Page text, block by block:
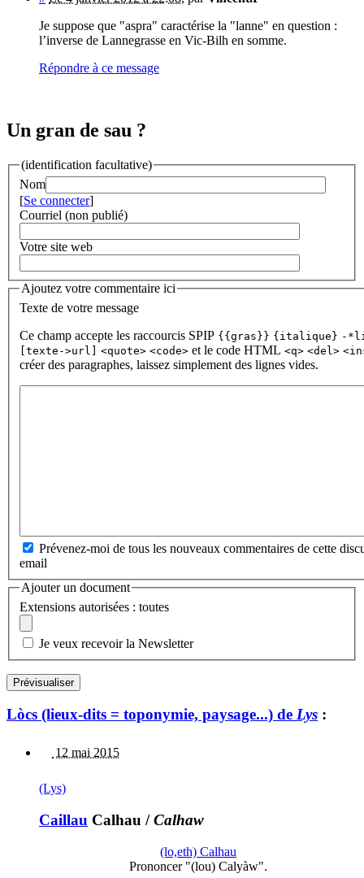
Je suppose que "aspra" caractérise la "lanne" en question :
l’inverse de Lannegrasse en Vic-Bilh en somme.
Répondre à ce message
Un gran de sau ?
(identification facultative)
Nom
[Se connecter]
Courriel (non publié)
Votre site web
Ajoutez votre commentaire ici
Texte de votre message
Ce champ accepte les raccourcis SPIP {{gras}} {italique} -
[texte->url]
<quote> <code> et le code HTML <q> <del>
créer des paragraphes, laissez simplement des lignes vides.
Prévenez-moi de tous les nouveaux commentaires de cette
email
Ajouter un document
Extensions autorisées : toutes
Je veux recevoir la Newsletter
Lòcs (lieux-dits = toponymie, paysage...) de Lys :
12 mai 2015
(Lys)
Caillau Calhau /Calhaw
(lo,eth) Calhau
Prononcer "(lou) Calyàw".